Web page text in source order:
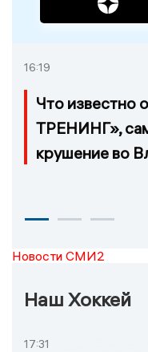
16:19
Что известно
ТРЕНИНГ»,
крушение во
Новости СМИ2
Наш Хоккей
17:31